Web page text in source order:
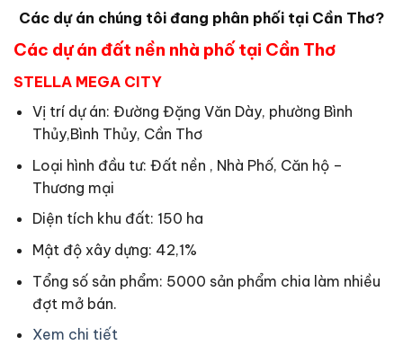
Các dự án chúng tôi đang phân phối tại Cần Thơ?
Các dự án đất nền nhà phố tại Cần Thơ
STELLA MEGA CITY
Vị trí dự án: Đường Đặng Văn Dày, phường Bình
Thủy,Bình Thủy, Cần Thơ
Loại hình đầu tư: Đất nền , Nhà Phố, Căn hộ –
Thương mại
Diện tích khu đất: 150 ha
Mật độ xây dựng: 42,1%
Tổng số sản phẩm: 5000 sản phẩm chia làm nhiều
đợt mở bán.
Xem chi tiết